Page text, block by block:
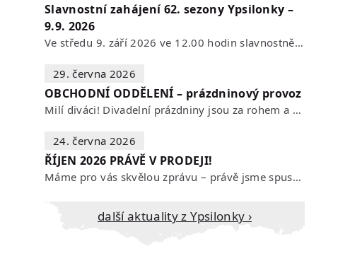
Slavnostní zahájení 62. sezony Ypsilonky –
9.9. 2026
Ve středu 9. září 2026 ve 12.00 hodin slavnostně zahájíme novou divadelní…
29. června 2026
OBCHODNÍ ODDĚLENÍ – prázdninový provoz
Milí diváci! Divadelní prázdniny jsou za rohem a s nimi se mění i otevírací…
24. června 2026
ŘÍJEN 2026 PRÁVĚ V PRODEJI!
Máme pro vás skvělou zprávu – právě jsme spustili prodej vstupenek na říjen…
Další aktuality z Ypsilonky ›